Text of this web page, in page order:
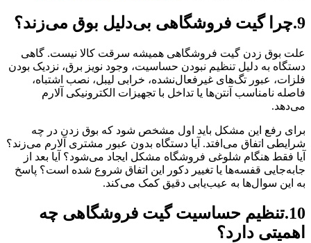
9.چرا گیت فروشگاهی بی‌دلیل بوق می‌زند؟
علت بوق زدن گیت فروشگاهی همیشه سرقت کالا نیست. گاهی
دستگاه به دلیل تنظیم نبودن حساسیت، وجود نویز برق، نزدیک بودن
فلزات، عبور تگ‌های غیرفعال‌نشده، خرابی لیبل، نصب اشتباه،
فاصله نامناسب آنتن‌ها یا تداخل با تجهیزات الکترونیکی آلارم
می‌دهد.
برای رفع این مشکل باید اول مشخص شود که بوق زدن در چه
شرایطی اتفاق می‌افتد. آیا دستگاه بدون عبور مشتری آلارم می‌زند؟
آیا فقط هنگام شلوغی فروشگاه مشکل ایجاد می‌شود؟ آیا بعد از
جابه‌جایی قفسه‌ها یا تغییر دکور این اتفاق شروع شده است؟ پاسخ
به این سوال‌ها به عیب‌یابی دقیق کمک می‌کند.
10.تنظیم حساسیت گیت فروشگاهی چه
اهمیتی دارد؟